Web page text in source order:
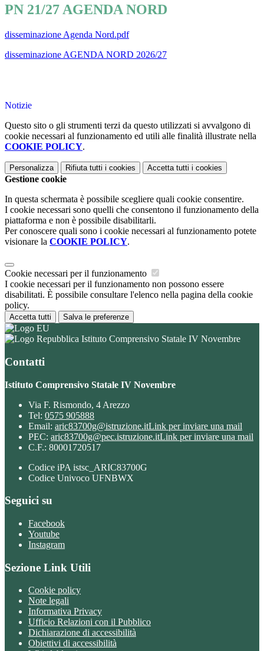
PN 21/27 AGENDA NORD
disseminazione Agenda Nord.pdf
disseminazione AGENDA NORD 2026/27
Notizie
Questo sito o gli strumenti terzi da questo utilizzati si avvalgono di
cookie necessari al funzionamento ed utili alle finalità illustrate nella
COOKIE POLICY.
Personalizza Rifiuta tutti i cookies Accetta tutti i cookies
Gestione cookie
In questa schermata è possibile scegliere quali cookie consentire.
I cookie necessari sono quelli che consentono il funzionamento della
piattaforma e non è possibile disabilitarli.
Per conoscere quali sono i cookie necessari al funzionamento potete
visionare la COOKIE POLICY.
Cookie necessari per il funzionamento
I cookie necessari per il funzionamento non possono essere
disabilitati. È possibile consultare l'elenco nella pagina della cookie
policy.
Accetta tutti Salva le preferenze
Istituto Comprensivo Statale IV Novembre
Contatti
Istituto Comprensivo Statale IV Novembre
Via F. Rismondo, 4 Arezzo
Tel: 0575 905888
Email: aric83700g@istruzione.itLink per inviare una mail
PEC: aric83700g@pec.istruzione.itLink per inviare una mail
C.F.: 80001720517
Codice iPA istsc_ARIC83700G
Codice Univoco UFNBWX
Seguici su
Facebook
Youtube
Instagram
Sezione Link Utili
Cookie policy
Note legali
Informativa Privacy
Ufficio Relazioni con il Pubblico
Dichiarazione di accessibilità
Obiettivi di accessibilità